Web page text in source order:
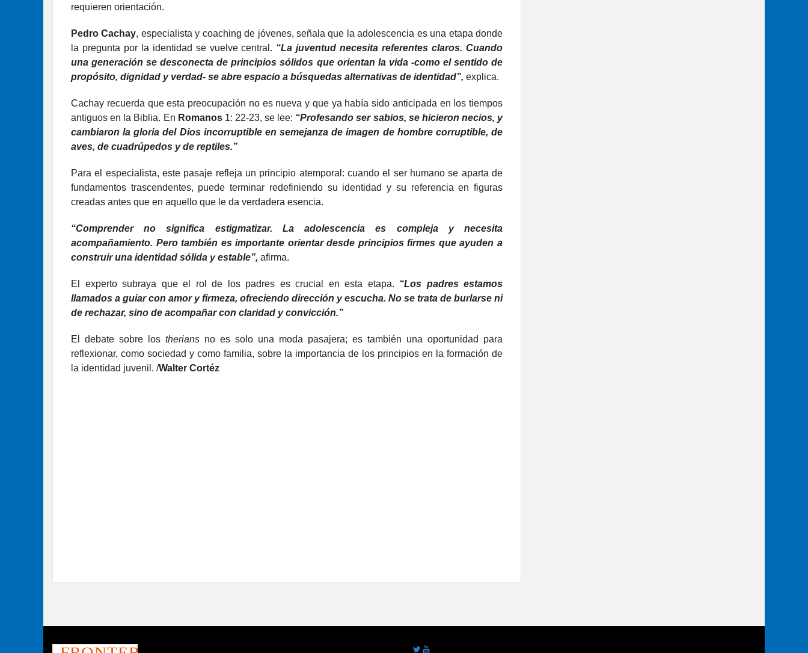
requieren orientación.
Pedro Cachay, especialista y coaching de jóvenes, señala que la adolescencia es una etapa donde
la pregunta por la identidad se vuelve central. “La juventud necesita referentes claros. Cuando
una generación se desconecta de principios sólidos que orientan la vida -como el sentido de
propósito, dignidad y verdad- se abre espacio a búsquedas alternativas de identidad”, explica.
Cachay recuerda que esta preocupación no es nueva y que ya había sido anticipada en los tiempos
antiguos en la Biblia. En Romanos1: 22-23, se lee: “Profesando ser sabios, se hicieron necios, y
cambiaron la gloria del Dios incorruptible en semejanza de imagen de hombre corruptible, de
aves, de cuadrúpedos y de reptiles.”
Para el especialista, este pasaje refleja un principio atemporal: cuando el ser humano se aparta de
fundamentos trascendentes, puede terminar redefiniendo su identidad y su referencia en figuras
creadas antes que en aquello que le da verdadera esencia.
“Comprender no significa estigmatizar. La adolescencia es compleja y necesita
acompañamiento. Pero también es importante orientar desde principios firmes que ayuden a
construir una identidad sólida y estable”, afirma.
El experto subraya que el rol de los padres es crucial en esta etapa. “Los padres estamos
llamados a guiar con amor y firmeza, ofreciendo dirección y escucha. No se trata de burlarse ni
de rechazar, sino de acompañar con claridad y convicción.”
El debate sobre los therians no es solo una moda pasajera; es también una oportunidad para
reflexionar, como sociedad y como familia, sobre la importancia de los principios en la formación de
la identidad juvenil. /Walter Cortéz